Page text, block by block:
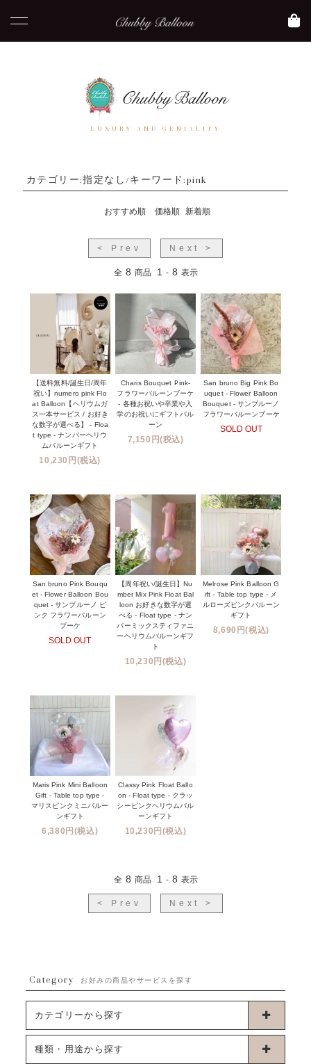
LUXURY AND GENIALITY
カテゴリー:指定なし/キーワード:pink
おすすめ順 価格順 新着順
< Prev Next >
全 8 商品 1 - 8 表示
【送料無料/誕生日/周年
祝い】numero pink Flo
at Balloon【ヘリウムガ
ス一本サービス / お好き
な数字が選べる】 - Floa
t type - ナンバーヘリウ
ムバルーンギフト
10,230円(税込)
Charis Bouquet Pink-
フラワーバルーンブーケ
- 各種お祝いや卒業や入
学のお祝いにギフトバル
ーン
7,150円(税込)
San bruno Big Pink Bo
uquet - Flower Balloon
Bouquet - サンブルーノ
フラワーバルーンブーケ
SOLD OUT
San bruno Pink Bouqu
et - Flower Balloon Bou
quet - サンブルーノ ピ
ンク フラワーバルーン
ブーケ
SOLD OUT
【周年祝い/誕生日】Nu
mber Mix Pink Float Bal
loon お好きな数字が選
べる - Float type - ナン
バーミックスティファニ
ーヘリウムバルーンギフ
ト
10,230円(税込)
Melrose Pink Balloon G
ift - Table top type - メ
ルローズピンクバルーン
ギフト
8,690円(税込)
Maris Pink Mini Balloon
Gift - Table top type -
マリスピンクミニバルー
ンギフト
6,380円(税込)
Classy Pink Float Ballo
on - Float type - クラッ
シーピンクヘリウムバル
ーンギフト
10,230円(税込)
全 8 商品 1 - 8 表示
< Prev Next >
Category お好みの商品やサービスを探す
カテゴリーから探す
卓上タイプバルーン
種類・用途から探す